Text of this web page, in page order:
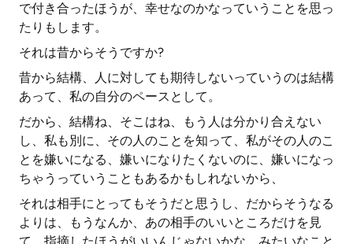
で付き合ったほうが、幸せなのかなっていうことを思っ
たりもします。
それは昔からそうですか?
昔から結構、人に対しても期待しないっていうのは結構
あって、私の自分のペースとして。
だから、結構ね、そこはね、もう人は分かり合えない
し、私も別に、その人のことを知って、私がその人のこ
とを嫌いになる、嫌いになりたくないのに、嫌いになっ
ちゃうっていうこともあるかもしれないから、
それは相手にとってもそうだと思うし、だからそうなる
よりは、もうなんか、あの相手のいいところだけを見